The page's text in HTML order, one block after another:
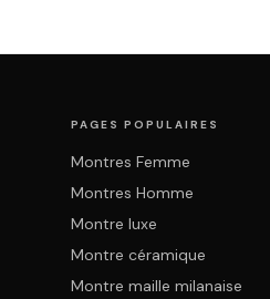
PAGES POPULAIRES
Montres Femme
Montres Homme
Montre luxe
Montre céramique
Montre maille milanaise